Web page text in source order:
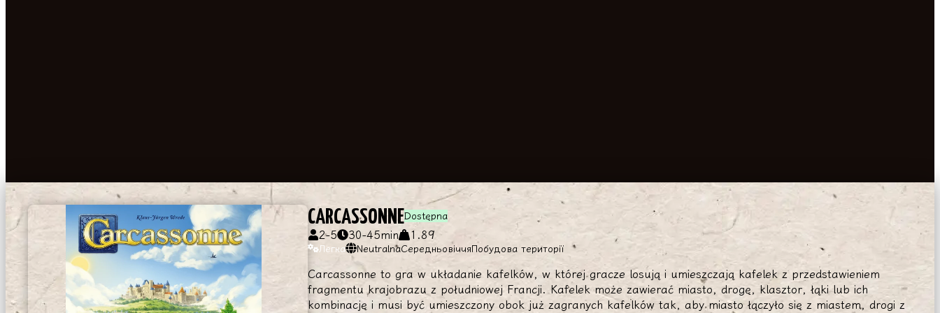
CARCASSONNEDostępna
2-5 30-45min 1.89
Легка NeutralnaСередньовіччяПобудова території
Carcassonne to gra w układanie kafelków, w której gracze losują i umieszczają kafelek z przedstawieniem
fragmentu krajobrazu z południowej Francji. Kafelek może zawierać miasto, drogę, klasztor, łąki lub ich
kombinację i musi być umieszczony obok już zagranych kafelków tak, aby miasto łączyło się z miastem, drogi z